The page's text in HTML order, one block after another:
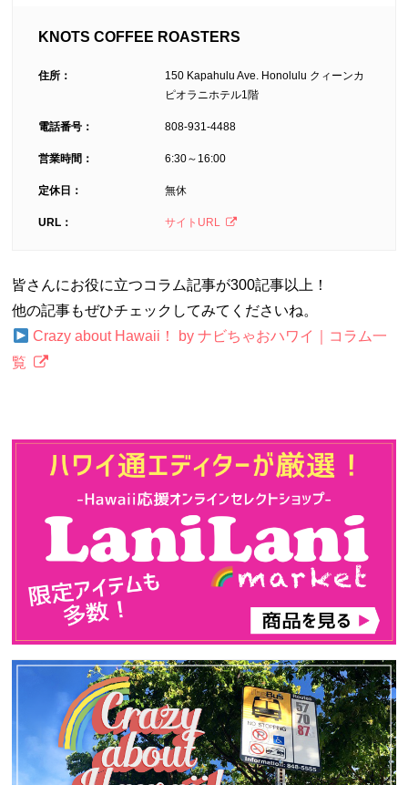
KNOTS COFFEE ROASTERS
住所：
150 Kapahulu Ave. Honolulu クィーンカ
ピオラニホテル1階
電話番号： 808-931-4488
営業時間： 6:30～16:00
定休日： 無休
URL： サイトURL
皆さんにお役に立つコラム記事が300記事以上！
他の記事もぜひチェックしてみてくださいね。
Crazy about Hawaii！ by ナビちゃおハワイ｜コラム一
覧